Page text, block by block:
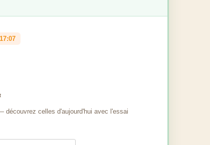
découvrez celles d'aujourd'hui avec l'essai